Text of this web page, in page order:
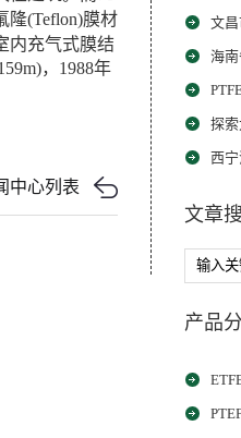
隆(Teflon)膜材
内充气式膜结
，1988年
中心列表
文
海
探
西
文章
产品